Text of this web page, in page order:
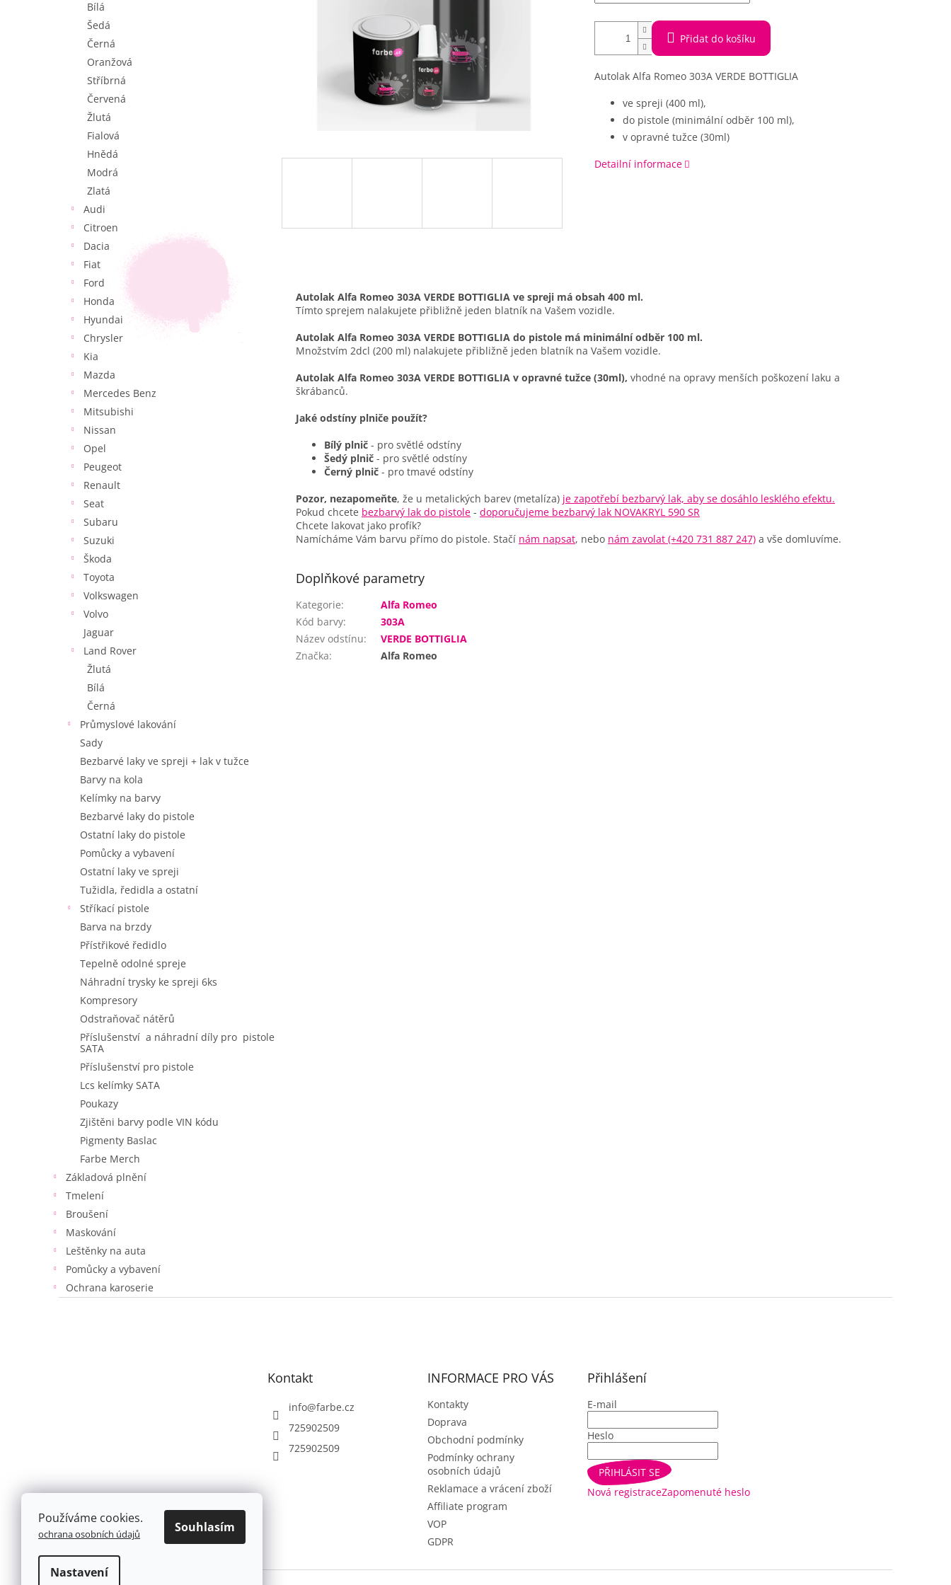
Používáme cookies.
ochrana osobních údajů
Nastavení
Souhlasím
Bílá
Šedá
Černá
Oranžová
Stříbrná
Červená
Žlutá
Fialová
Hnědá
Modrá
Zlatá
Audi
Citroen
Dacia
Fiat
Ford
Honda
Hyundai
Chrysler
Kia
Mazda
Mercedes Benz
Mitsubishi
Nissan
Opel
Peugeot
Renault
Seat
Subaru
Suzuki
Škoda
Toyota
Volkswagen
Volvo
Jaguar
Land Rover
Žlutá
Bílá
Černá
Průmyslové lakování
Sady
Bezbarvé laky ve spreji + lak v tužce
Barvy na kola
Kelímky na barvy
Bezbarvé laky do pistole
Ostatní laky do pistole
Pomůcky a vybavení
Ostatní laky ve spreji
Tužidla, ředidla a ostatní
Stříkací pistole
Barva na brzdy
Přístřikové ředidlo
Tepelně odolné spreje
Náhradní trysky ke spreji 6ks
Kompresory
Odstraňovač nátěrů
Příslušenství a náhradní díly pro pistole
SATA
Příslušenství pro pistole
Lcs kelímky SATA
Poukazy
Zjištěni barvy podle VIN kódu
Pigmenty Baslac
Farbe Merch
Základová plnění
Tmelení
Broušení
Maskování
Leštěnky na auta
Pomůcky a vybavení
Ochrana karoserie
Přidat do košíku
Autolak Alfa Romeo 303A VERDE BOTTIGLIA
ve spreji (400 ml),
do pistole (minimální odběr 100 ml),
v opravné tužce (30ml)
Detailní informace
Autolak Alfa Romeo 303A VERDE BOTTIGLIA ve spreji má obsah 400 ml.
Tímto sprejem nalakujete přibližně jeden blatník na Vašem vozidle.
Autolak Alfa Romeo 303A VERDE BOTTIGLIA do pistole má minimální odběr 100 ml.
Množstvím 2dcl (200 ml) nalakujete přibližně jeden blatník na Vašem vozidle.
Autolak Alfa Romeo 303A VERDE BOTTIGLIA v opravné tužce (30ml), vhodné na opravy menších poškození laku a
škrábanců.
Jaké odstíny plniče použít?
Bílý plnič - pro světlé odstíny
Šedý plnič - pro světlé odstíny
Černý plnič - pro tmavé odstíny
Pozor, nezapomeňte, že u metalických barev (metalíza) je zapotřebí bezbarvý lak, aby se dosáhlo lesklého efektu.
Pokud chcete bezbarvý lak do pistole - doporučujeme bezbarvý lak NOVAKRYL 590 SR
Chcete lakovat jako profík?
Namícháme Vám barvu přímo do pistole. Stačí nám napsat, nebo nám zavolat (+420 731 887 247) a vše domluvíme.
Doplňkové parametry
Kategorie:
Alfa Romeo
Kód barvy:
303A
Název odstínu:
VERDE BOTTIGLIA
Značka: Alfa Romeo
Kontakt
info@farbe.cz
725902509
725902509
INFORMACE PRO VÁS
Kontakty
Doprava
Obchodní podmínky
Podmínky ochrany
osobních údajů
Reklamace a vrácení zboží
Affiliate program
VOP
GDPR
Přihlášení
E-mail
Heslo
PŘIHLÁSIT SE
Nová registraceZapomenuté heslo